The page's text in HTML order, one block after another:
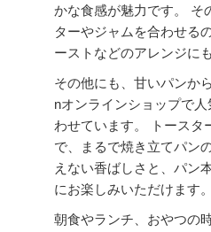
かな食感が魅力です。 そ
ターやジャムを合わせる
ーストなどのアレンジに
その他にも、甘いパンか
nオンラインショップで
わせています。 トースタ
で、まるで焼き立てパン
えない香ばしさと、パン
にお楽しみいただけます。
朝食やランチ、おやつの